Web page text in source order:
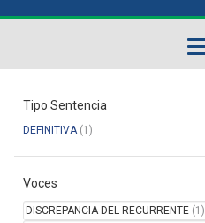
Sumarios del STJ
Manual del Usuario
Tipo Sentencia
DEFINITIVA(1)
Voces
DISCREPANCIA DEL RECURRENTE (1)